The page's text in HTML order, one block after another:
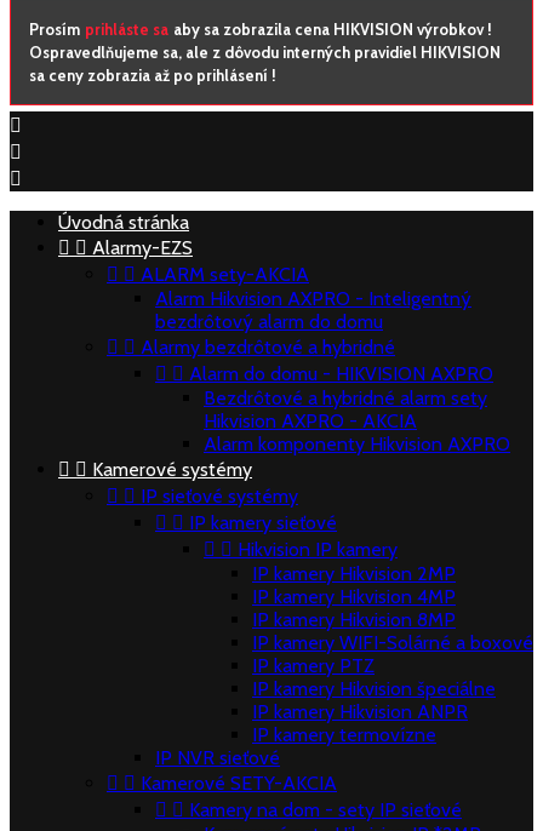
Prosím prihláste sa aby sa zobrazila cena HIKVISION výrobkov !
Ospravedlňujeme sa, ale z dôvodu interných pravidiel HIKVISION
sa ceny zobrazia až po prihlásení !



Úvodná stránka
  Alarmy-EZS
  ALARM sety-AKCIA
Alarm Hikvision AXPRO - Inteligentný
bezdrôtový alarm do domu
  Alarmy bezdrôtové a hybridné
  Alarm do domu - HIKVISION AXPRO
Bezdrôtové a hybridné alarm sety
Hikvision AXPRO - AKCIA
Alarm komponenty Hikvision AXPRO
  Kamerové systémy
  IP sieťové systémy
  IP kamery sieťové
  Hikvision IP kamery
IP kamery Hikvision 2MP
IP kamery Hikvision 4MP
IP kamery Hikvision 8MP
IP kamery WIFI-Solárné a boxové
IP kamery PTZ
IP kamery Hikvision špeciálne
IP kamery Hikvision ANPR
IP kamery termovízne
IP NVR sieťové
  Kamerové SETY-AKCIA
  Kamery na dom - sety IP sieťové